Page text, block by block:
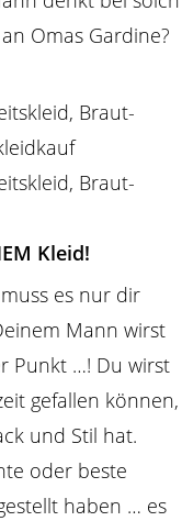
Omas Gardine?
Kleid!
es nur dir
Mann wirst
Punkt …! Du wirst
gefallen können,
und Stil hat.
oder beste
haben … es